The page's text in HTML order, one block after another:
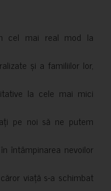
cel mai real mod la
și a familiilor lor,
la cele mai mici
pe noi să ne putem
întâmpinarea nevoilor
viață s-a schimbat